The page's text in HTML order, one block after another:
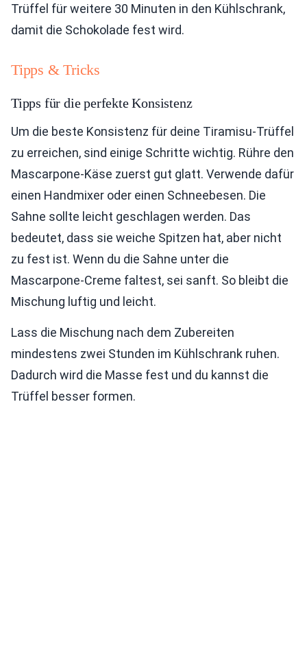
Trüffel für weitere 30 Minuten in den Kühlschrank,
damit die Schokolade fest wird.
Tipps & Tricks
Tipps für die perfekte Konsistenz
Um die beste Konsistenz für deine Tiramisu-Trüffel
zu erreichen, sind einige Schritte wichtig. Rühre den
Mascarpone-Käse zuerst gut glatt. Verwende dafür
einen Handmixer oder einen Schneebesen. Die
Sahne sollte leicht geschlagen werden. Das
bedeutet, dass sie weiche Spitzen hat, aber nicht
zu fest ist. Wenn du die Sahne unter die
Mascarpone-Creme faltest, sei sanft. So bleibt die
Mischung luftig und leicht.
Lass die Mischung nach dem Zubereiten
mindestens zwei Stunden im Kühlschrank ruhen.
Dadurch wird die Masse fest und du kannst die
Trüffel besser formen.